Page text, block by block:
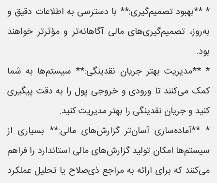
* **بهبود تصمیم‌گیری:** با دسترسی به اطلاعات دقیق و
به‌روز، تصمیم‌گیری‌های مالی آگاهانه‌تر و مؤثرتر خواهند
بود.
* **مدیریت بهتر جریان نقدینگی:** سیستم‌ها به شما
کمک می‌کنند تا ورودی و خروجی پول را به دقت پیگیری
کنید و جریان نقدینگی را بهتر مدیریت کنید.
* **آماده‌سازی آسان‌تر گزارش‌های مالی:** بسیاری از
سیستم‌ها امکان تولید گزارش‌های مالی استاندارد را فراهم
می‌کنند که برای ارائه به مراجع ذی‌صلاح یا تحلیل عملکرد